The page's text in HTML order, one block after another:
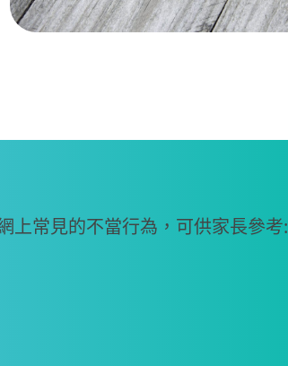
上常見的不當行為，可供家長參考: